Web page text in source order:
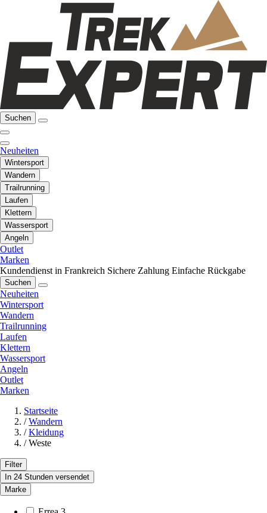
Suchen
Neuheiten
Wintersport
Wandern
Trailrunning
Laufen
Klettern
Wassersport
Angeln
Outlet
Marken
Kundendienst in Frankreich Sichere Zahlung Einfache Rückgabe
Suchen
Neuheiten
Wintersport
Wandern
Trailrunning
Laufen
Klettern
Wassersport
Angeln
Outlet
Marken
Startseite
/ Wandern
/ Kleidung
/ Weste
Filter
In 24 Stunden versendet
Marke